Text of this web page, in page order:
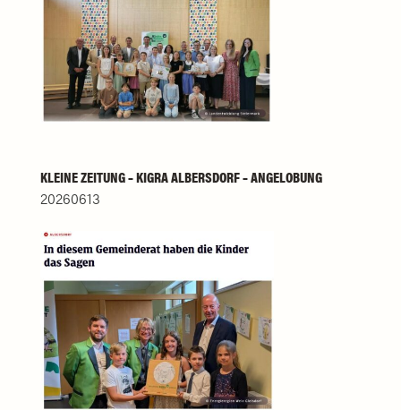
KLEINE ZEITUNG – KIGRA ALBERSDORF – ANGELOBUNG
20260613